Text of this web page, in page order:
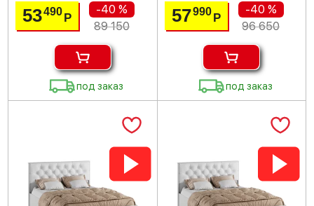
53490Р
-40 %
89 150
под заказ
57990 Р
-40 %
96 650
под заказ